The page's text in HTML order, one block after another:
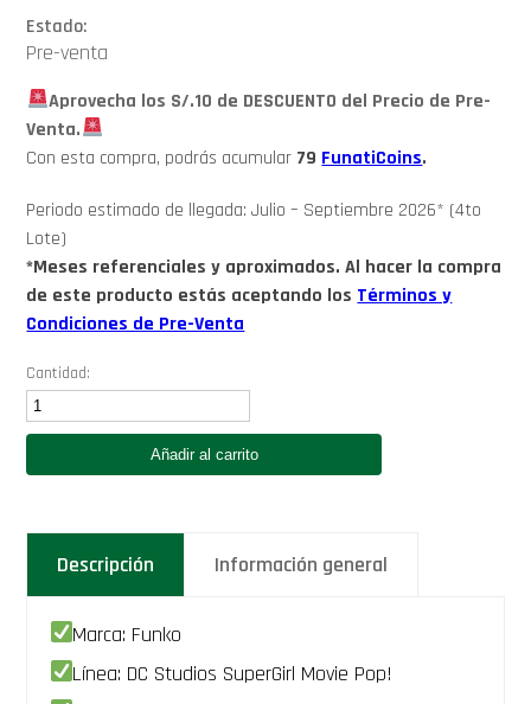
Estado:
Pre-venta
Aprovecha los S/.10 de DESCUENTO del Precio de Pre-
Venta.
Con esta compra, podrás acumular 79 FunatiCoins.
Periodo estimado de llegada: Julio – Septiembre 2026* (4to
Lote)
*Meses referenciales y aproximados. Al hacer la compra
de este producto estás aceptando los Términos y
Condiciones de Pre-Venta
Cantidad:
Funko
Supergirl
with
Krypto
SuperGirl
Funko
Super
Añadir al carrito
Descripción Información general
Marca: Funko
Línea: DC Studios SuperGirl Movie Pop!